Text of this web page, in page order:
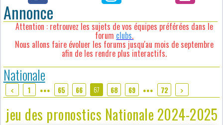
Annonce
Attention : retrouvez les sujets de vos équipes préférées dans le
forum clubs.
Nous allons faire évoluer les forums jusqu'au mois de septembre
afin de les rendre plus interactifs.
Nationale
1 ●●● 65 66 67 68 69 ●●● 72
jeu des pronostics Nationale 2024-2025